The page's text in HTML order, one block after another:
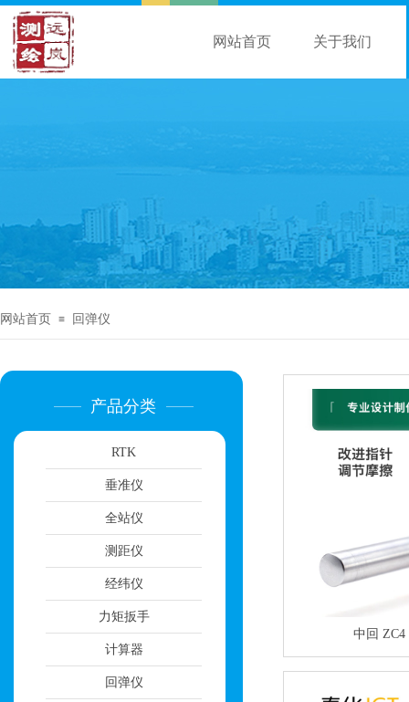
网站首页 ≡ 回弹仪
中回
产品分类
RTK
垂准仪
全站仪
测距仪
经纬仪
力矩扳手
计算器
回弹仪
网站首页 关于我们